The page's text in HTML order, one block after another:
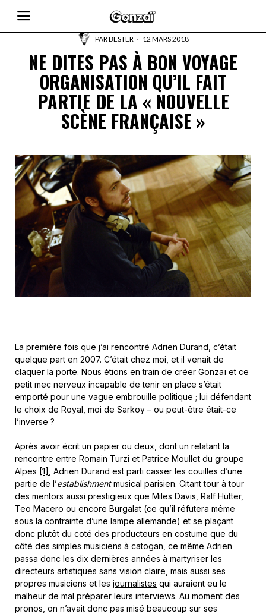
PARBESTER 12 MARS 2018
NE DITES PAS À BON VOYAGE
ORGANISATION QU’IL FAIT
PARTIE DE LA « NOUVELLE
SCÈNE FRANÇAISE »
La première fois que j’ai rencontré Adrien Durand, c’était
quelque part en 2007. C’était chez moi, et il venait de
claquer la porte. Nous étions en train de créer Gonzaï et ce
petit mec nerveux incapable de tenir en place s’était
emporté pour une vague embrouille politique ; lui défendant
le choix de Royal, moi de Sarkoy – ou peut-être était-ce
l’inverse ?
Après avoir écrit un papier ou deux, dont un relatant la
rencontre entre Romain Turzi et Patrice Moullet du groupe
Alpes [1]
, Adrien Durand est parti casser les couilles d’une
partie de l’establishmentmusical parisien. Citant tour à tour
des mentors aussi prestigieux que Miles Davis, Ralf Hütter,
Teo Macero ou encore Burgalat (ce qu’il réfutera même
sous la contrainte d’une lampe allemande) et se plaçant
donc plutôt du coté des producteurs en costume que du
côté des simples musiciens à catogan, ce même Adrien
passa donc les dix dernières années à martyriser les
directeurs artistiques sans vision claire, mais aussi ses
propres musiciens et les journalistes qui auraient eu le
malheur de mal préparer leurs interviews. Au moment des
pronos, on n’avait donc pas misé beaucoup sur ses